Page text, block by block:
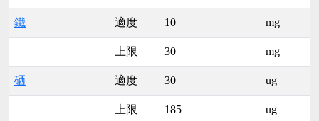
鐵 適度 10 mg
上限 30 mg
硒 適度 30 ug
上限 185 ug